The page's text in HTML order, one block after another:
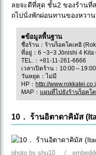
ลยจะดีที่สุด ชั้น2 ของร้านที่
ถไปนั่งพักผ่อนทานของหวา
■ข้อมูลพื้นฐาน
ชื่อร้าน：ร้านร็อคโคเทอิ
ที่อยู่：6 −3−3 Jōnishi 4
TEL.：+81-11-261-6666
เวลาเปิดร้าน：10:00～19:00
วันหยุด：ไม่มี
HP： http://
MAP： แผนที่ไปยังร้านร็อคโ
10． ร้านอิตาดาคิมัส
photo by shu10_ /